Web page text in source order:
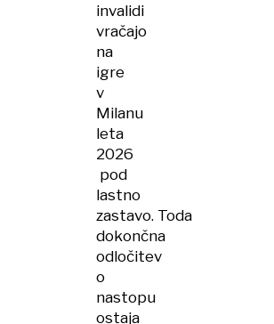
invalidi
vračajo
na
igre
v
Milanu
leta
2026
pod
lastno
zastavo. Toda
dokončna
odločitev
o
nastopu
ostaja